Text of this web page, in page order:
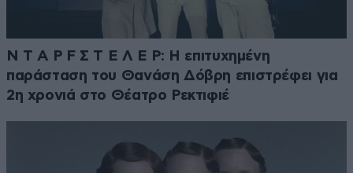
Ν Τ Α Ρ F Σ Τ Ε Λ Ε Ρ: Η επιτυχημένη
παράσταση του Θανάση Δόβρη επιστρέφει για
2η χρονιά στο Θέατρο Ρεκτιφιέ